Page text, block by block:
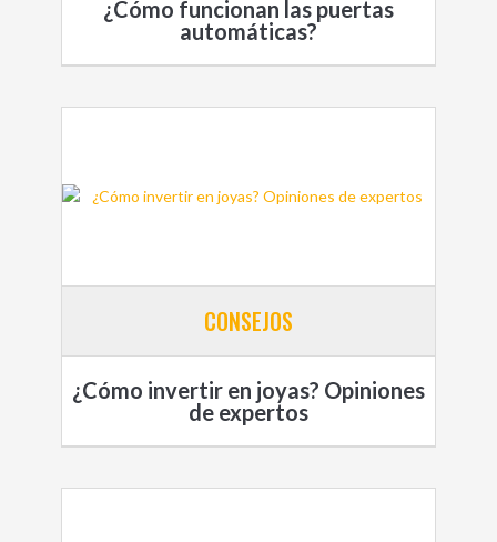
¿Cómo funcionan las puertas
automáticas?
CONSEJOS
¿Cómo invertir en joyas? Opiniones
de expertos